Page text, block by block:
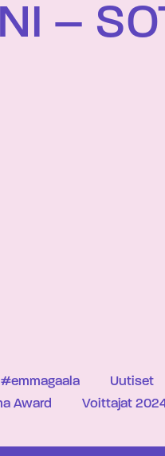
–
#emmagaala Uutiset
Award
Voittajat